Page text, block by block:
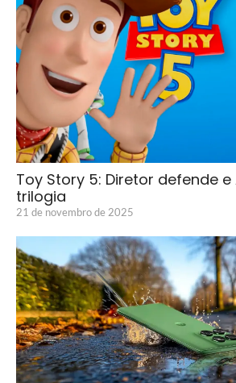
Toy Story 5: Diretor defende
trilogia
21 de novembro de 2025